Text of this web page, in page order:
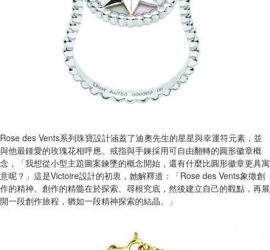
Rose des Vents系列珠寶設計涵蓋了迪奧先生的星星與幸運符元素，並
與他最鍾愛的玫瑰花相呼應。戒指與手鍊採用可自由翻轉的圓形徽章概
念，「我想從小型主題圖案鍊墜的概念開始，還有什麼比圓形徽章更具寓
意呢？」這是Victoire設計的初衷，她解釋道：「Rose des Vents象徵創
作的精神。創作的精髓在於探索、尋根究底，然後建立自己的觀點，再展
開一段創作旅程，猶如一段精神探索的結晶。」